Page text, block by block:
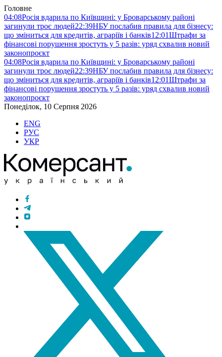
Головне
04:08Росія вдарила по Київщині: у Броварському районі
загинули троє людей22:39НБУ послабив правила для бізнесу:
що зміниться для кредитів, аграріїв і банків12:01Штрафи за
фінансові порушення зростуть у 5 разів: уряд схвалив новий
законопроєкт
04:08Росія вдарила по Київщині: у Броварському районі
загинули троє людей22:39НБУ послабив правила для бізнесу:
що зміниться для кредитів, аграріїв і банків12:01Штрафи за
фінансові порушення зростуть у 5 разів: уряд схвалив новий
законопроєкт
Понеділок, 10 Серпня 2026
ENG
РУС
УКР